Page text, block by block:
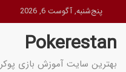
to
content
پنج‌شنبه, آگوست 6, 2026
Pokerestan
بهترین سایت آموزش بازی پوکر